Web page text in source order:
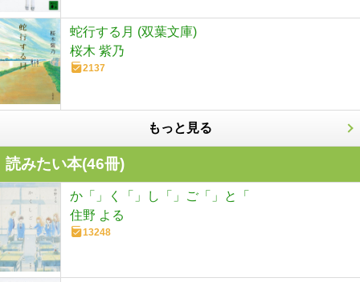
蛇行する月 (双葉文庫)
桜木 紫乃
2137
もっと見る
読みたい本(46冊)
か「」く「」し「」ご「」と「
住野 よる
13248